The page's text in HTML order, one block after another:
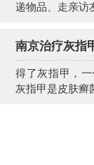
递物品、走亲访
南京治疗灰指
得了灰指甲，一
灰指甲是皮肤癣